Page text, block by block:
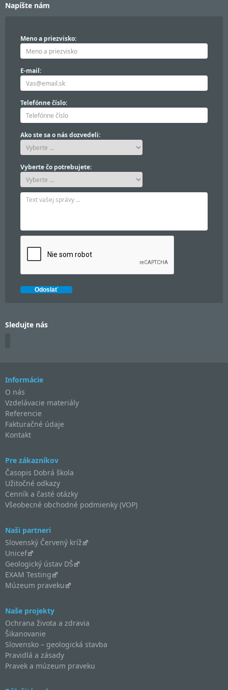
Napíšte nám
Meno a priezvisko:
E-mail:
Telefónne číslo:
Ako ste sa o nás dozvedeli:
Vyberte čo potrebujete:
Sledujte nás
Informácie
O nás
Vzdelávacie materiály
Referencie
Fakturačné údaje
Kontakt
Pre zákazníkov
Časopis Dobrá škola
Užitočné odkazy
Cenník a časté otázky
Všeobecné obchodné podmienky (VOP)
Naši partneri
Slovenský Červený kríž
Unicef
Geologický ústav DŠ
EXAM Testing
Múzeum praveku
Naše projekty
Ochrana života a zdravia
Šikanovanie
Slovensko – geologická stavba
Pravidlá a zásady
Pravek a múzeum praveku